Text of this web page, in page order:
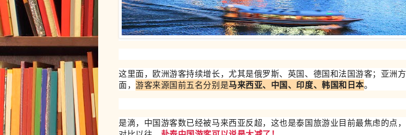
这里面，欧洲游客持续增长，尤其是俄罗斯、英国、德国和法国游客；亚洲方
面，游客来源国前五名分别是马来西亚、中国、印度、韩国和日本。
是滴，中国游客数已经被马来西亚反超，这也是泰国旅游业目前最焦虑的点，